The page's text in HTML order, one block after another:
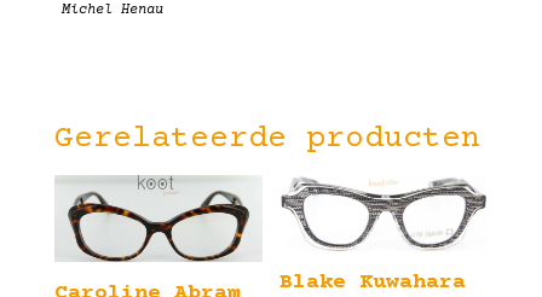
Michel Henau
Gerelateerde producten
Blake Kuwahara